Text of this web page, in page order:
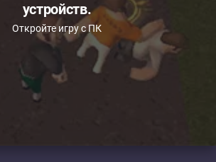
устройств.
Откройте игру с ПК